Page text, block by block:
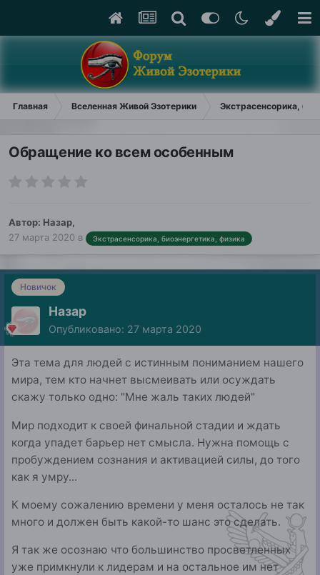
Главная Вселенная Живой Эзотерики Экстрасенсорика,
Обращение ко всем особенным
Автор: Назар,
27 марта 2020 в Экстрасенсорика, биоэнергетика, физика
Новичок
Назар
Опубликовано: 27 марта 2020
Эта тема для людей с истинным пониманием нашего
мира, тем кто начнет высмеивать или осуждать
скажу только одно: "Мне жаль таких людей"
Мир подходит к своей финальной стадии и ждать
когда упадет барьер нет смысла. Нужна помощь с
пробуждением сознания и активацией силы, до того
как я умру...
К моему сожалению времени у меня осталось не так
много и должен быть какой-то шанс это сделать.
Я так же осознаю что большинство просветленных
уже примкнули к лидерам и на остальное им нет